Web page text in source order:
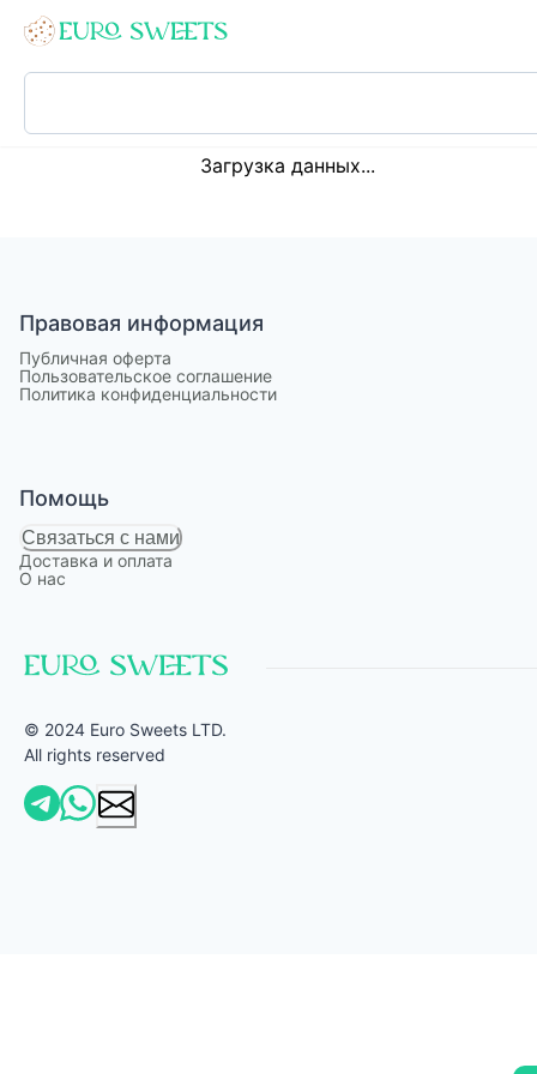
Loading...
Загрузка данных...
Правовая информация
Публичная оферта
Пользовательское соглашение
Политика конфиденциальности
Помощь
Связаться с нами
Доставка и оплата
О нас
© 2024 Euro Sweets LTD.
All rights reserved